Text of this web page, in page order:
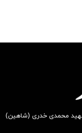
شهید محمدی خدری (شاهین)